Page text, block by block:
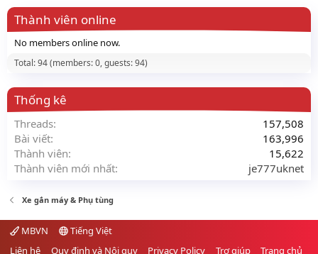
Thành viên online
No members online now.
Total: 94 (members: 0, guests: 94)
Thống kê
Threads
157,508
Bài viết
163,996
Thành viên
15,622
Thành viên mới nhất
je777uknet
Xe gắn máy & Phụ tùng
MBVN
Tiếng Việt
Liên hệ
Quy định và Nội quy Privacy Policy Trợ giúp Trang chủ